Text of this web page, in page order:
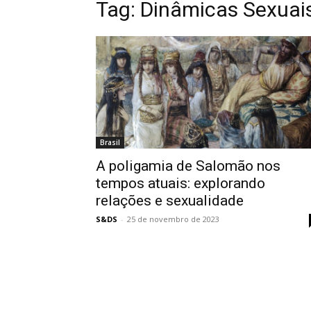
Tag: Dinâmicas
Brasil
A poligamia de Salomão nos
tempos atuais: explorando
relações e sexualidade
S&DS - 25 de novembro de 2023